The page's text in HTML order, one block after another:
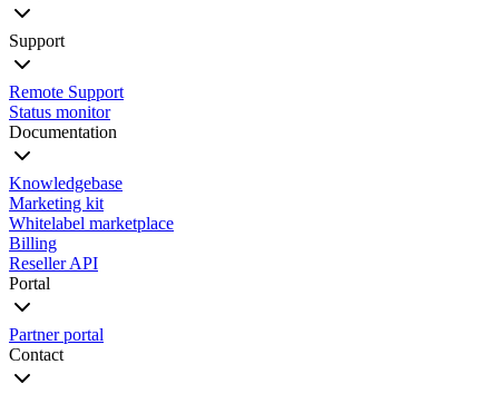
Support
Remote Support
Status monitor
Documentation
Knowledgebase
Marketing kit
Whitelabel marketplace
Billing
Reseller API
Portal
Partner portal
Contact